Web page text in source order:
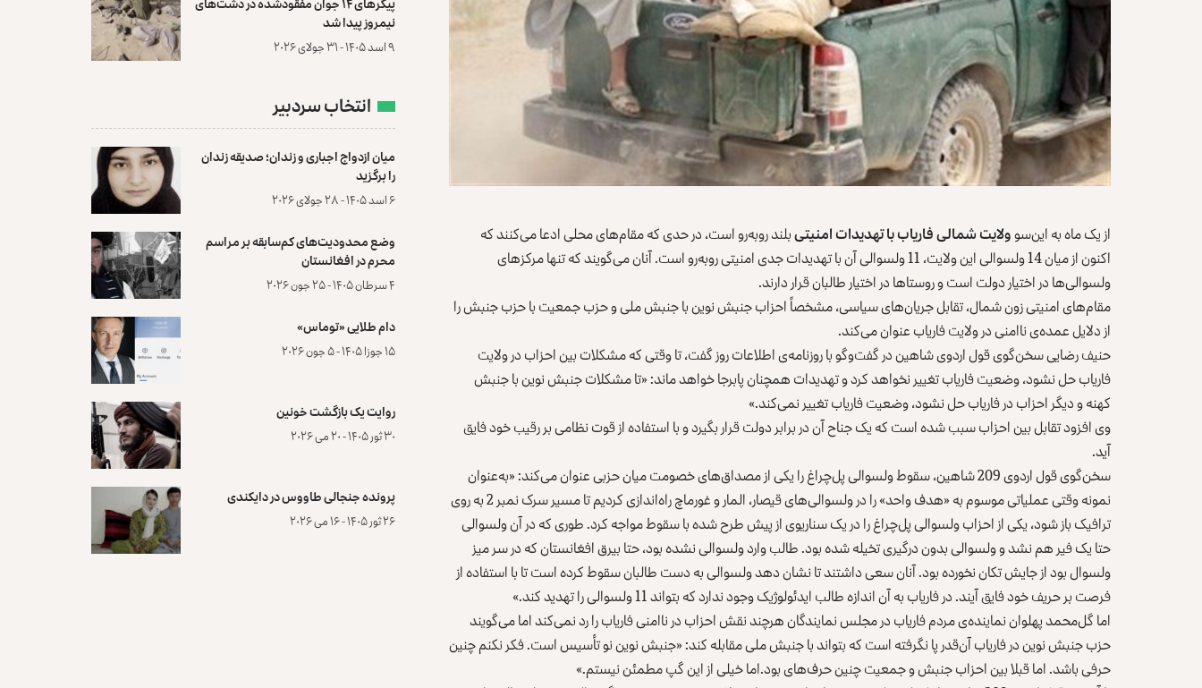
از یک ماه به این‌سوولایت شمالی فاریاب با تهدیدات امنیتیبلند روبه‌رو است، در حدی که مقام‌های محلی ادعا می‌‌کنند که
اکنون از میان 14 ولسوالی این ولایت، 11 ولسوالی آن با تهدیدات جدی امنیتی روبه‌رو است. آنان می‌گویند که تنها مرکز‌های
ولسوالی‌ها در اختیار دولت است و روستاها در اختیار طالبان قرار دارند.
مقام‌های امنیتی زون شمال، تقابل جریان‌های سیاسی، مشخصاً احزاب جنبش نوین با جنبش ملی و حزب جمعیت با حزب جنبش را
از دلایل عمده‌ی ناامنی در ولایت فاریاب عنوان می‌‌کند.
حنیف رضایی سخن‌گوی قول اردوی شاهین در گفت‌وگو با روزنامه‌ی اطلاعات روز گفت، تا وقتی که مشکلات بین احزاب در ولایت
فاریاب حل نشود، وضعیت فاریاب تغییر نخواهد کرد و تهدیدات همچنان پابرجا خواهد ماند: «تا مشکلات جنبش نوین با جنبش
کهنه و دیگر احزاب در فاریاب حل نشود، وضعیت فاریاب تغییر نمی‌کند.»
وی افزود تقابل بین احزاب سبب شده است که یک جناح آن در برابر دولت قرار بگیرد و با استفاده از قوت نظامی بر رقیب خود فایق
آید.
سخن‌گوی قول اردوی 209 شاهین، سقوط ولسوالی پل‌چراغ را یکی از مصداق‌های خصومت میان‌ حزبی عنوان می‌کند: «به‌عنوان
نمونه وقتی عملیاتی موسوم به «هدف واحد» را در ولسوالی‌های قیصار، المار و غورماچ راه‌اندازی کردیم تا مسیر سرک نمبر 2 به روی
ترافیک باز شود، یکی از احزاب ولسوالی پل‌چراغ را در یک سناریوی از پیش طرح شده با سقوط مواجه کرد. طوری که در آن ولسوالی
حتا یک فیر هم نشد و ولسوالی بدون درگیری تخیله شده بود. طالب وارد ولسوالی نشده بود، حتا بیرق افغانستان که در سر میز
ولسوال بود از جایش تکان نخورده بود. آنان سعی داشتند تا نشان دهد ولسوالی به دست طالبان سقوط کرده است تا با استفاده از
فرصت بر حریف خود فایق آیند. در فاریاب به آن اندازه طالب ایدئولوژیک وجود ندارد که بتواند 11 ولسوالی را تهدید کند.»
اما گل‌محمد پهلوان نماینده‌ی مردم فاریاب در مجلس نمایندگان هرچند نقش احزاب در ناامنی فاریاب را رد نمی‌کند اما می‌گویند
حزب جنبش نوین در فاریاب آن‌قدر پا نگرفته است که بتواند با جنبش ملی مقابله کند: «جنبش نوین نو تأسیس است. فکر نکنم چنین
حرفی باشد. اما قبلا بین احزاب جنبش و جمعیت چنین حرف‌های بود.اما خیلی از این گپ مطمئن نیستم.»
نیمروز پیدا شد
۹ اسد ۱۴۰۵ - ۳۱ جولای ۲۰۲۶
انتخاب سردبیر
میان ازدواج اجباری و زندان؛ صدیقه زندان
را برگزید
۶ اسد ۱۴۰۵ - ۲۸ جولای ۲۰۲۶
وضع محدودیت‌های کم‌سابقه بر مراسم
محرم در افغانستان
۴ سرطان ۱۴۰۵ - ۲۵ جون ۲۰۲۶
دام طلایی «توماس»
۱۵ جوزا ۱۴۰۵ - ۵ جون ۲۰۲۶
روایت یک بازگشت خونین
۳۰ ثور ۱۴۰۵ - ۲۰ می ۲۰۲۶
پرونده‌ جنجالی طاووس در دایکندی
۲۶ ثور ۱۴۰۵ - ۱۶ می ۲۰۲۶